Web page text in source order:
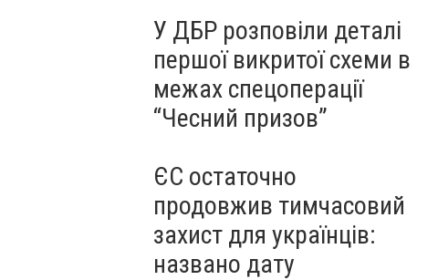
У ДБР розповіли деталі
першої викритої схеми в
межах спецоперації
“Чесний призов”
ЄС остаточно
продовжив тимчасовий
захист для українців:
названо дату